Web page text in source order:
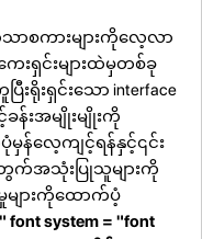
သာစကားများကိုလေ့လာ
ရှင်းများထဲမှတစ်ခု
ရိုးရှင်းသော interface
းအမျိုးမျိုးကို
မှန်လေ့ကျင့်ရန်နှင့်၎င်း
က်အသုံးပြုသူများကို
များကိုထောက်ပံ့
font system = "font